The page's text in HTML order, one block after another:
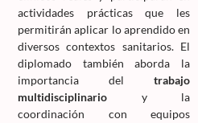
actividades prácticas que les
permitirán aplicar lo aprendido en
diversos contextos sanitarios. El
diplomado también aborda la
importancia del trabajo
multidisciplinario y la
coordinación con equipos